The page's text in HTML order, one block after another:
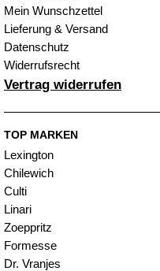
Mein Wunschzettel
Lieferung & Versand
Datenschutz
Widerrufsrecht
Vertrag widerrufen
TOP MARKEN
Lexington
Chilewich
Culti
Linari
Zoeppritz
Formesse
Dr. Vranjes